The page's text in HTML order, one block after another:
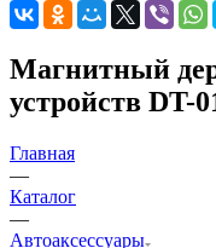
Магнитный
устройств DT-
Главная
—
Каталог
—
Автоаксессуары